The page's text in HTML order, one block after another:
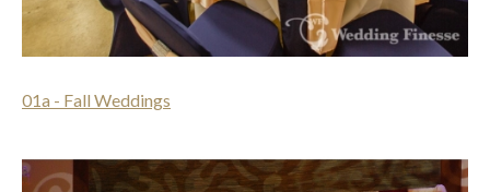
01a - Fall Weddings